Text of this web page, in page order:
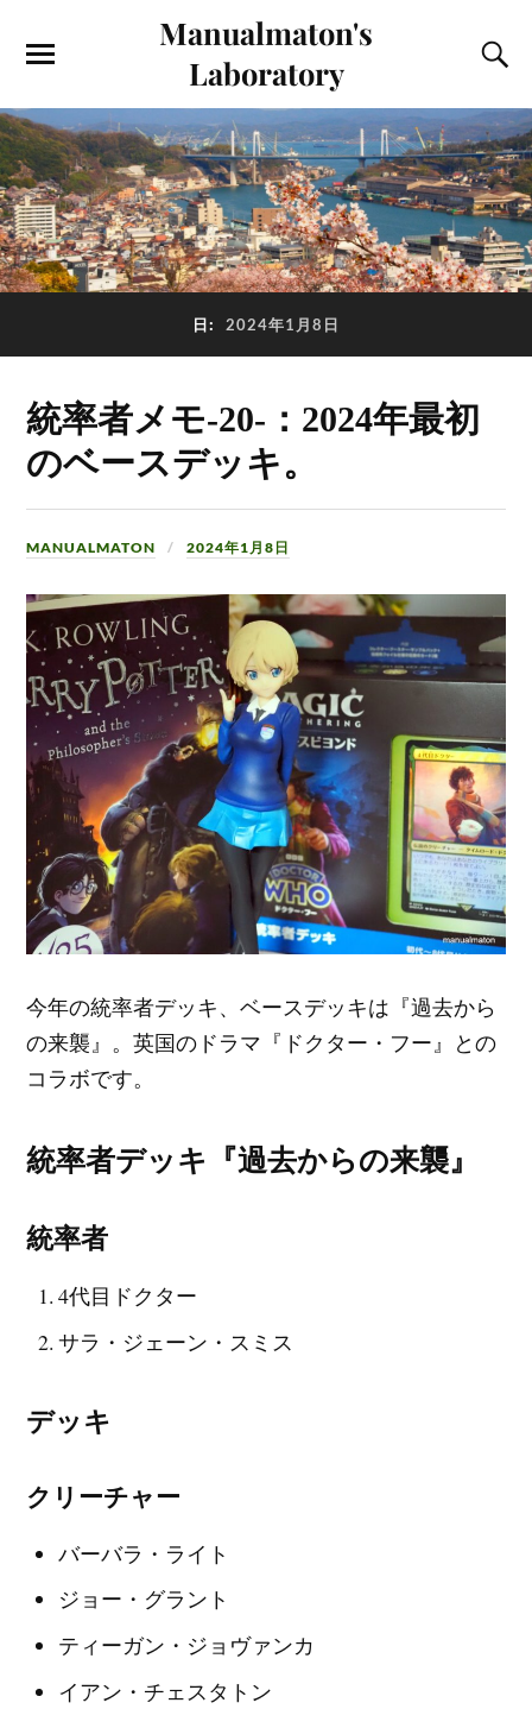
Manualmaton's
Laboratory
日: 2024年1月8日
統率者メモ-20-：2024年最初
のベースデッキ。
MANUALMATON 2024年1月8日
今年の統率者デッキ、ベースデッキは『過去から
の来襲』。英国のドラマ『ドクター・フー』との
コラボです。
統率者デッキ『過去からの来襲』
統率者
4代目ドクター
サラ・ジェーン・スミス
デッキ
クリーチャー
バーバラ・ライト
ジョー・グラント
ティーガン・ジョヴァンカ
イアン・チェスタトン